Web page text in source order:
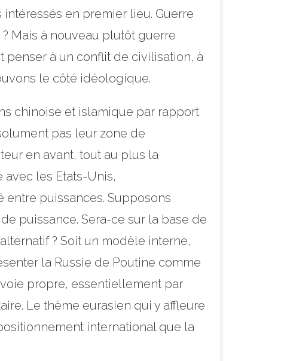
en premier lieu. Guerre
Mais à nouveau plutôt guerre
penser à un conflit de civilisation, à
le côté idéologique.
chinoise et islamique par rapport
pas leur zone de
en avant, tout au plus la
les Etats-Unis,
puissances. Supposons
puissance. Sera-ce sur la base de
? Soit un modèle interne,
la Russie de Poutine comme
propre, essentiellement par
Le thème eurasien qui y affleure
international que la